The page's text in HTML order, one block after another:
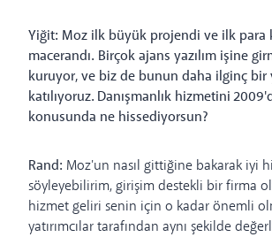
Yiğit: Moz ilk büyük projendi ve ilk para
macerandı. Birçok ajans yazılım işine
kuruyor, ve biz de bunun daha ilginç bir
katılıyoruz. Danışmanlık hizmetini
konusunda ne hissediyorsun?
Rand: Moz'un nasıl gittiğine bakarak iyi
söyleyebilirim, girişim destekli bir firma
hizmet geliri senin için o kadar önemli
yatırımcılar tarafından aynı şekilde